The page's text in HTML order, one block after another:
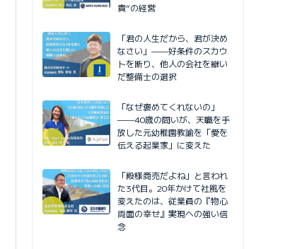
責”の経営
「君の人生だから、君が決め
なさい」——好条件のスカウ
トを断り、他人の会社を継い
だ整備士の選択
「なぜ褒めてくれないの」
——40歳の問いが、天職を手
放した元幼稚園教諭を「愛を
伝える起業家」に変えた
「殿様商売だよね」と言われ
た3代目。20年かけて社風を
変えたのは、従業員の『物心
両面の幸せ』実現への強い信
念